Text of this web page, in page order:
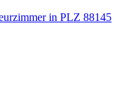
in PLZ 88145